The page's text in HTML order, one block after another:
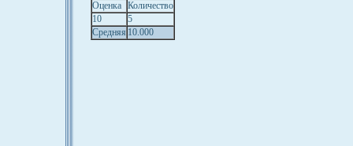
Оценка Количество
10
5
Средняя 10.000